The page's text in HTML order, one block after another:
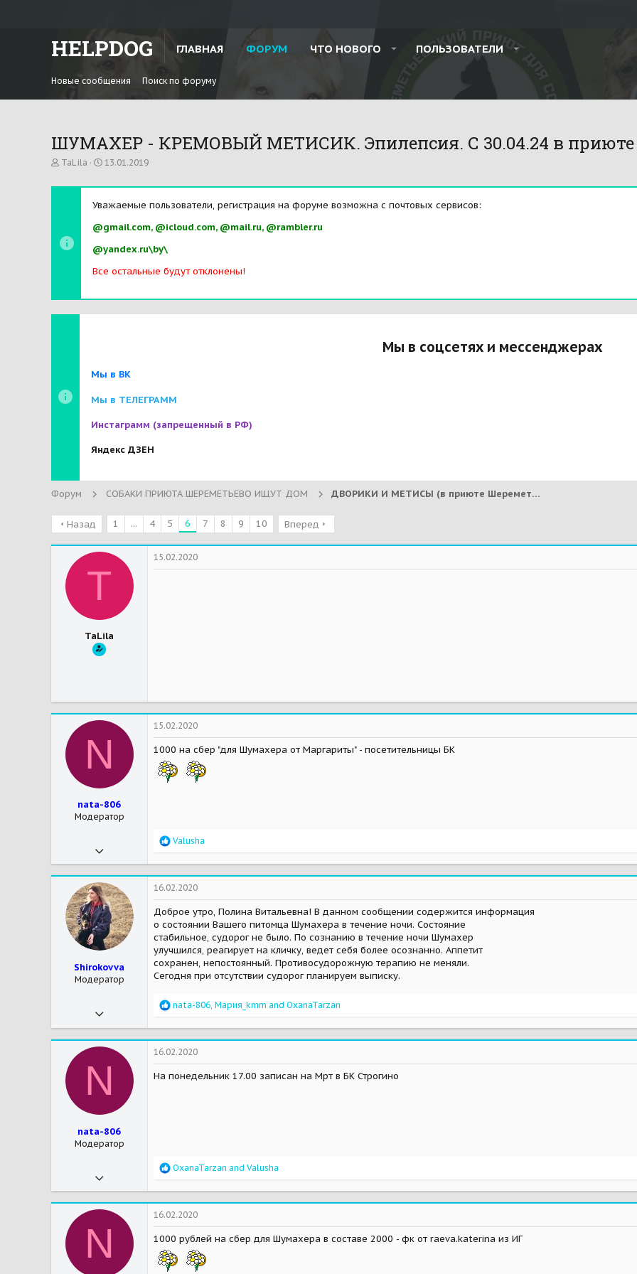
HELPDOG ГЛАВНАЯ ФОРУМ ЧТО НОВОГО ПОЛЬЗОВАТЕЛИ
Новые сообщения Поиск по форуму
ШУМАХЕР - КРЕМОВЫЙ МЕТИСИК. Эпилепсия. С 30.04.24 в приюте
А
т
м
ы
TaLila
Д
т
н
ч
л
13.01.2019
Уважаемые пользователи, регистрация на форуме возможна с почтовых сервисов:
@gmail.com, @icloud.com, @mail.ru, @rambler.ru
@yandex.ru\by\
Все остальные будут отклонены!
Мы в соцсетях и мессенджерах
Мы в ВК
Мы в ТЕЛЕГРАММ
Инстаграмм (запрещенный в РФ)
Яндекс ДЗЕН
Форум СОБАКИ ПРИЮТА ШЕРЕМЕТЬЕВО ИЩУТ ДОМ ДВОРИКИ И МЕТИСЫ (в приюте Шереметьево)
Назад 1 ... 4 5 6 7 8 9 10 Вперед
T
TaLila
15.02.2020
N
nata-806
Модератор
1 034
1 666
28
Мои зверушки
15.02.2020
1000 на сбер "для Шумахера от Маргариты" - посетительницы БК
R
a
c
t
i
o
n
s
:
Valusha
Shirokovva
Модератор
518
2 665
93
27
16.02.2020
Доброе утро, Полина Витальевна! В данном сообщении содержится информация
о состоянии Вашего питомца Шумахера в течение ночи. Состояние
стабильное, судорог не было. По сознанию в течение ночи Шумахер
улучшился, реагирует на кличку, ведет себя более осознанно. Аппетит
сохранен, непостоянный. Противосудорожную терапию не меняли.
Сегодня при отсутствии судорог планируем выписку.
R
a
c
t
i
o
nata-806, Мария_kmm and OxanaTarzan
N
nata-806
Модератор
1 034
1 666
28
Мои зверушки
16.02.2020
На понедельник 17.00 записан на Мрт в БК Строгино
R
a
c
t
o
s
:
OxanaTarzan and Valusha
N
16.02.2020
1000 рублей на сбер для Шумахера в составе 2000 - фк от raeva.katerina из ИГ